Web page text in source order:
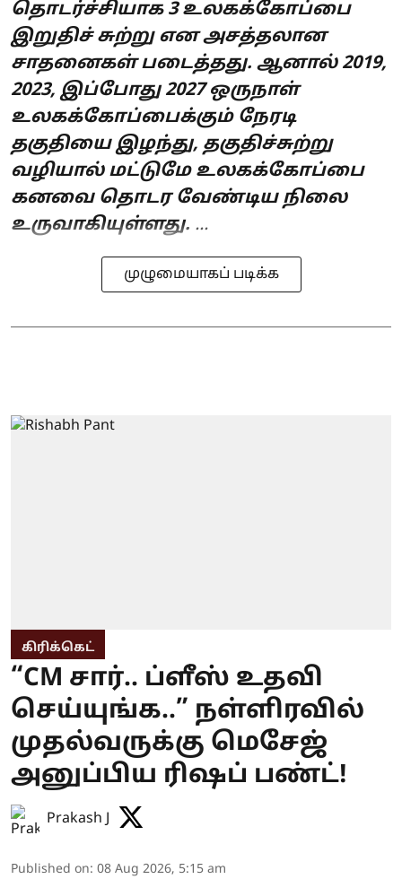
தொடர்ச்சியாக 3 உலகக்கோப்பை
இறுதிச் சுற்று என அசத்தலான
சாதனைகள் படைத்தது. ஆனால் 2019,
2023, இப்போது 2027 ஒருநாள்
உலகக்கோப்பைக்கும் நேரடி
தகுதியை இழந்து, தகுதிச்சுற்று
வழியால் மட்டுமே உலகக்கோப்பை
கனவை தொடர வேண்டிய நிலை
உருவாகியுள்ளது. ...
முழுமையாகப் படிக்க
கிரிக்கெட்
“CM சார்.. ப்ளீஸ் உதவி
செய்யுங்க..” நள்ளிரவில்
முதல்வருக்கு மெசேஜ்
அனுப்பிய ரிஷப் பண்ட்!
Prakash J
Published on: 08 Aug 2026, 5:15 am